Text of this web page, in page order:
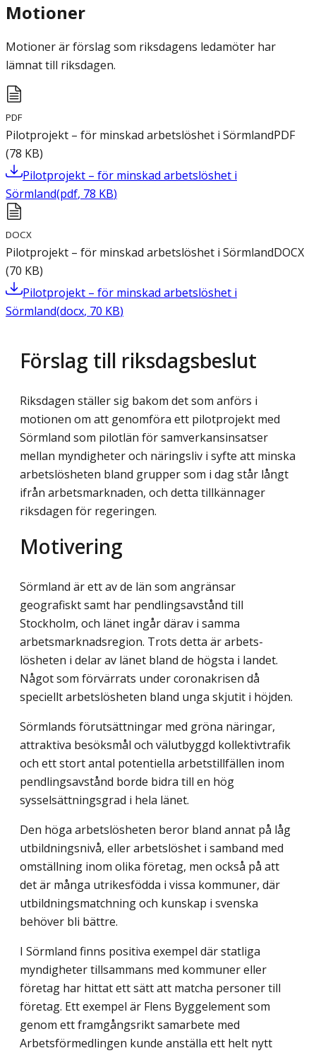
Motioner
Motioner är förslag som riksdagens ledamöter har
lämnat till riksdagen.
PDF
Pilotprojekt – för minskad arbetslöshet i SörmlandPDF
(78 KB)
Pilotprojekt – för minskad arbetslöshet i
Sörmland(pdf, 78 KB)
DOCX
Pilotprojekt – för minskad arbetslöshet i SörmlandDOCX
(70 KB)
Pilotprojekt – för minskad arbetslöshet i
Sörmland(docx, 70 KB)
Förslag till riksdagsbeslut
Riksdagen ställer sig bakom det som anförs i
motionen om att genomföra ett pilotprojekt med
Sörmland som pilotlän för samverkansinsatser
mellan myndigheter och näringsliv i syfte att minska
arbetslösheten bland grupper som i dag står långt
ifrån arbetsmarknaden, och detta tillkännager
riksdagen för regeringen.
Motivering
Sörmland är ett av de län som angränsar
geografiskt samt har pendlingsavstånd till
Stockholm, och länet ingår därav i samma
arbetsmarknadsregion. Trots detta är arbets­
lösheten i delar av länet bland de högsta i landet.
Något som förvärrats under corona­krisen då
speciellt arbetslösheten bland unga skjutit i höjden.
Sörmlands förutsättningar med gröna näringar,
attraktiva besöksmål och välutbyggd kollektivtrafik
och ett stort antal potentiella arbetstillfällen inom
pendlingsavstånd borde bidra till en hög
sysselsättningsgrad i hela länet.
Den höga arbetslösheten beror bland annat på låg
utbildningsnivå, eller arbetslöshet i samband med
omställning inom olika företag, men också på att
det är många utrikes­födda i vissa kommuner, där
utbildningsmatchning och kunskap i svenska
behöver bli bättre.
I Sörmland finns positiva exempel där statliga
myndigheter tillsammans med kommuner eller
företag har hittat ett sätt att matcha personer till
företag. Ett exempel är Flens Byggelement som
genom ett framgångsrikt samarbete med
Arbetsförmedlingen kunde anställa ett helt nytt